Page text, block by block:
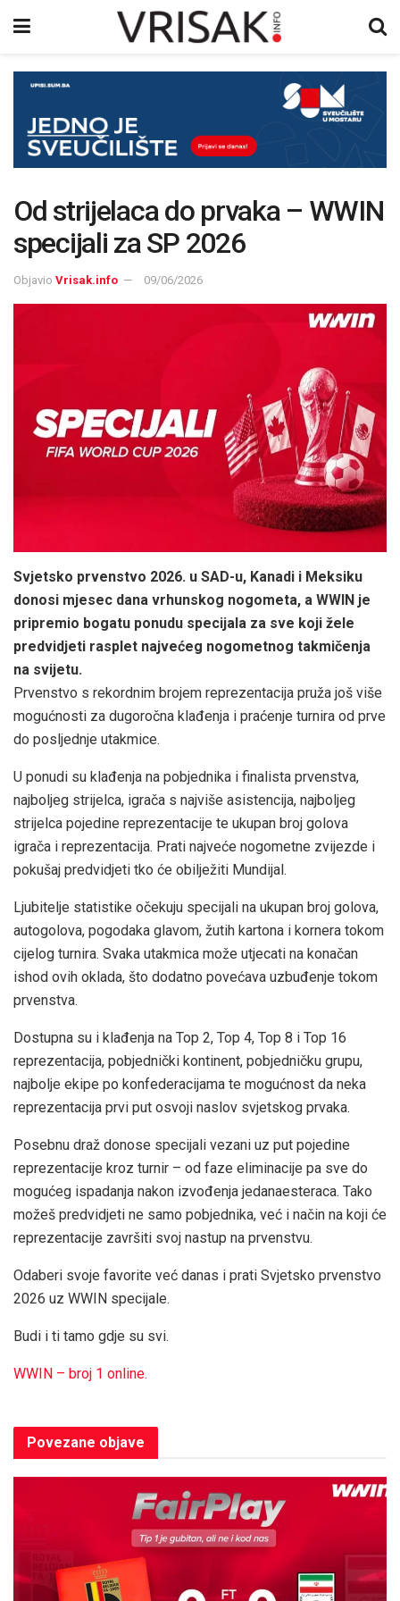
Od strijelaca do prvaka – WWIN
specijali za SP 2026
Objavio Vrisak.info 09/06/2026
Svjetsko prvenstvo 2026. u SAD-u, Kanadi i Meksiku
donosi mjesec dana vrhunskog nogometa, a WWIN je
pripremio bogatu ponudu specijala za sve koji žele
predvidjeti rasplet najvećeg nogometnog takmičenja
na svijetu.
Prvenstvo s rekordnim brojem reprezentacija pruža još više
mogućnosti za dugoročna klađenja i praćenje turnira od prve
do posljednje utakmice.
U ponudi su klađenja na pobjednika i finalista prvenstva,
najboljeg strijelca, igrača s najviše asistencija, najboljeg
strijelca pojedine reprezentacije te ukupan broj golova
igrača i reprezentacija. Prati najveće nogometne zvijezde i
pokušaj predvidjeti tko će obilježiti Mundijal.
Ljubitelje statistike očekuju specijali na ukupan broj golova,
autogolova, pogodaka glavom, žutih kartona i kornera tokom
cijelog turnira. Svaka utakmica može utjecati na konačan
ishod ovih oklada, što dodatno povećava uzbuđenje tokom
prvenstva.
Dostupna su i klađenja na Top 2, Top 4, Top 8 i Top 16
reprezentacija, pobjednički kontinent, pobjedničku grupu,
najbolje ekipe po konfederacijama te mogućnost da neka
reprezentacija prvi put osvoji naslov svjetskog prvaka.
Posebnu draž donose specijali vezani uz put pojedine
reprezentacije kroz turnir – od faze eliminacije pa sve do
mogućeg ispadanja nakon izvođenja jedanaesteraca. Tako
možeš predvidjeti ne samo pobjednika, već i način na koji će
reprezentacije završiti svoj nastup na prvenstvu.
Odaberi svoje favorite već danas i prati Svjetsko prvenstvo
2026 uz WWIN specijale.
Budi i ti tamo gdje su svi.
WWIN – broj 1 online.
Povezane objave